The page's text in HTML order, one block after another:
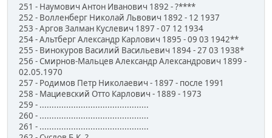
251 - Наумович Антон Иванович 1892 - ?****
252 - Волленберг Николай Львович 1892 - 12 1937
253 - Аргов Залман Куслевич 1897 - 07 12 1934
254 - Альтберг Александр Карлович 1895 - 09 03 1942**
255 - Винокуров Василий Васильевич 1894 - 27 03 1938*
256 - Смирнов-Мальцев Александр Александрович 1899 -
02.05.1970
257 - Родимов Петр Николаевич - 1897 - после 1991
258 - Мациевский Отто Карлович - 1889 - 1973
259 - .............................................
260 - .............................................
261 - .............................................